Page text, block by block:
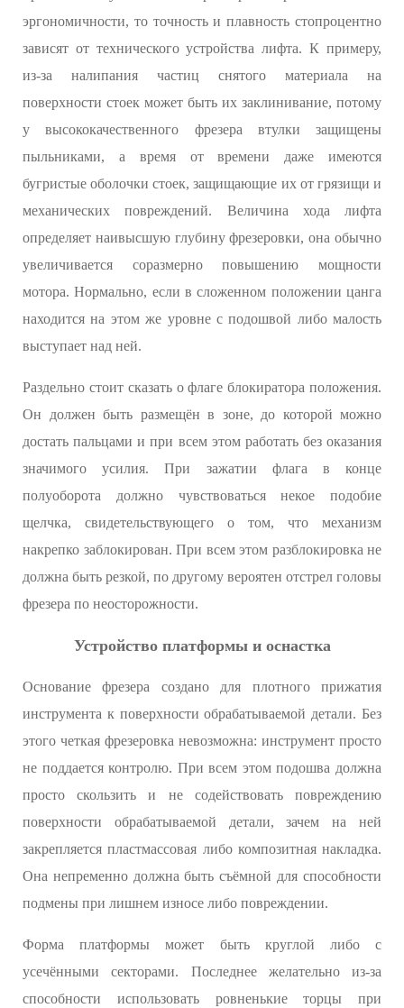
эргономичности, то точность и плавность стопроцентно
зависят от технического устройства лифта. К примеру,
из-за налипания частиц снятого материала на
поверхности стоек может быть их заклинивание, потому
у высококачественного фрезера втулки защищены
пыльниками, а время от времени даже имеются
бугристые оболочки стоек, защищающие их от грязищи и
механических повреждений. Величина хода лифта
определяет наивысшую глубину фрезеровки, она обычно
увеличивается соразмерно повышению мощности
мотора. Нормально, если в сложенном положении цанга
находится на этом же уровне с подошвой либо малость
выступает над ней.
Раздельно стоит сказать о флаге блокиратора положения.
Он должен быть размещён в зоне, до которой можно
достать пальцами и при всем этом работать без оказания
значимого усилия. При зажатии флага в конце
полуоборота должно чувствоваться некое подобие
щелчка, свидетельствующего о том, что механизм
накрепко заблокирован. При всем этом разблокировка не
должна быть резкой, по другому вероятен отстрел головы
фрезера по неосторожности.
Устройство платформы и оснастка
Основание фрезера создано для плотного прижатия
инструмента к поверхности обрабатываемой детали. Без
этого четкая фрезеровка невозможна: инструмент просто
не поддается контролю. При всем этом подошва должна
просто скользить и не содействовать повреждению
поверхности обрабатываемой детали, зачем на ней
закрепляется пластмассовая либо композитная накладка.
Она непременно должна быть съёмной для способности
подмены при лишнем износе либо повреждении.
Форма платформы может быть круглой либо с
усечёнными секторами. Последнее желательно из-за
способности использовать ровненькие торцы при